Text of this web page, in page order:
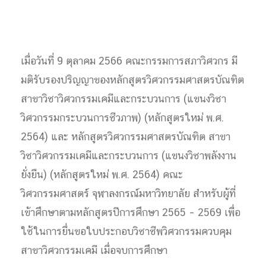
เมื่อวันที่ 9 ตุลาคม 2566 คณะกรรมการสภาวิศวกร มี
มติรับรองปริญญาของหลักสูตรวิศวกรรมศาสตรบัณฑิต
สาขาวิชาวิศวกรรมเคมีและกระบวนการ (แขนงวิชา
วิศวกรรมกระบวนการชีวภาพ) (หลักสูตรใหม่ พ.ศ.
2564) และ หลักสูตรวิศวกรรมศาสตรบัณฑิต สาขา
วิชาวิศวกรรมเคมีและกระบวนการ (แขนงวิชาพลังงาน
ยั่งยืน) (หลักสูตรใหม่ พ.ศ. 2564) คณะ
วิศวกรรมศาสตร์ จุฬาลงกรณ์มหาวิทยาลัย สำหรับผู้ที่
เข้าศึกษาตามหลักสูตรปีการศึกษา 2565 – 2569 เพื่อ
ใช้ในการยื่นขอใบประกอบวิชาชีพวิศวกรรมควบคุม
สาขาวิศวกรรมเคมี เมื่อจบการศึกษา